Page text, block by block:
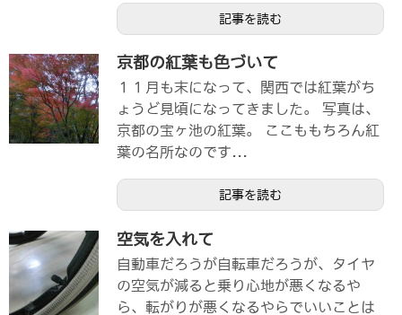
記事を読む
京都の紅葉も色づいて
１１月も末になって、関西では紅葉がち
ょうど見頃になってきました。 写真は、
京都の宝ヶ池の紅葉。 ここももちろん紅
葉の名所なのです...
記事を読む
空気を入れて
自動車だろうが自転車だろうが、タイヤ
の空気が減ると乗り心地が悪くなるや
ら、転がりが悪くなるやらでいいことは